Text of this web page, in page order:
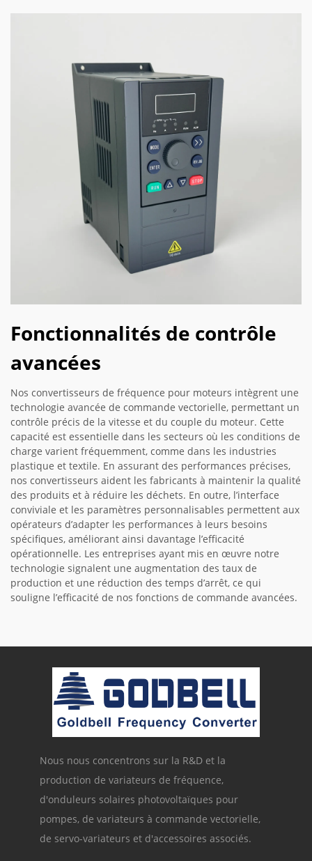
Fonctionnalités de contrôle
avancées
Nos convertisseurs de fréquence pour moteurs intègrent une
technologie avancée de commande vectorielle, permettant un
contrôle précis de la vitesse et du couple du moteur. Cette
capacité est essentielle dans les secteurs où les conditions de
charge varient fréquemment, comme dans les industries
plastique et textile. En assurant des performances précises,
nos convertisseurs aident les fabricants à maintenir la qualité
des produits et à réduire les déchets. En outre, l’interface
conviviale et les paramètres personnalisables permettent aux
opérateurs d’adapter les performances à leurs besoins
spécifiques, améliorant ainsi davantage l’efficacité
opérationnelle. Les entreprises ayant mis en œuvre notre
technologie signalent une augmentation des taux de
production et une réduction des temps d’arrêt, ce qui
souligne l’efficacité de nos fonctions de commande avancées.
Nous nous concentrons sur la R&D et la
production de variateurs de fréquence,
d'onduleurs solaires photovoltaïques pour
pompes, de variateurs à commande vectorielle,
de servo-variateurs et d'accessoires associés.